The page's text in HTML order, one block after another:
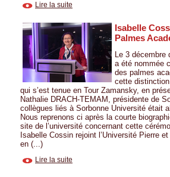
Lire la suite
Isabelle
Palmes
Le 3 décembre
a été nommée
des palmes
cette distinction
qui s’est tenue en Tour Zamansky, en
Nathalie DRACH-TEMAM, présidente de
collègues liés à Sorbonne Université était
Nous reprenons ci après la courte
site de l’université concernant cette
Isabelle Cossin rejoint l’Université Pierre
en (...)
Lire la suite